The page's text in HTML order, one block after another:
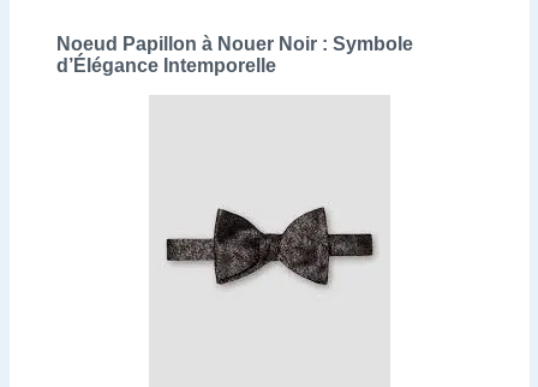
Noeud Papillon à Nouer Noir : Symbole
d’Élégance Intemporelle